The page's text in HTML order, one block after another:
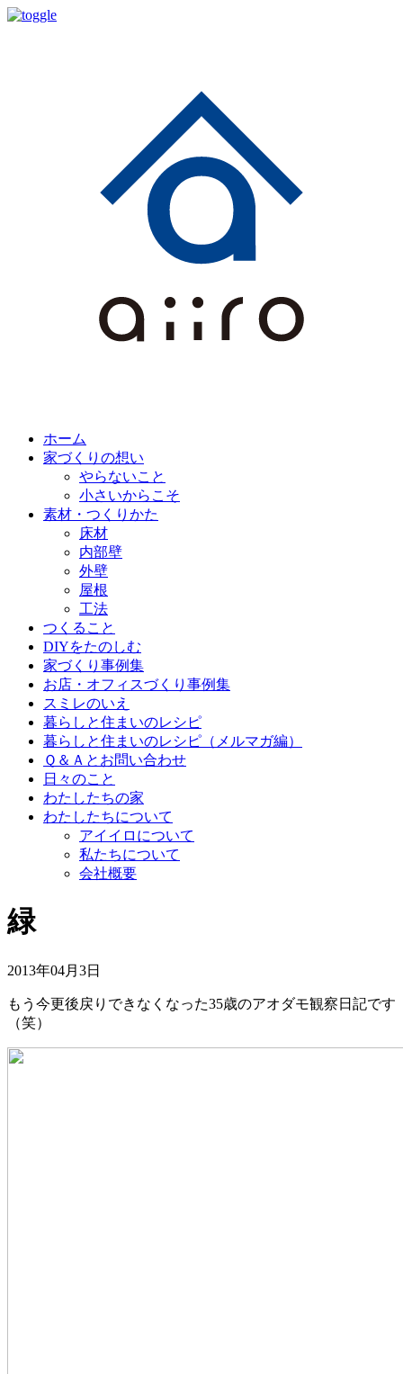
ホーム
家づくりの想い
やらないこと
小さいからこそ
素材・つくりかた
床材
内部壁
外壁
屋根
工法
つくること
DIYをたのしむ
家づくり事例集
お店・オフィスづくり事例集
スミレのいえ
暮らしと住まいのレシピ
暮らしと住まいのレシピ（メルマガ編）
Ｑ＆Ａとお問い合わせ
日々のこと
わたしたちの家
わたしたちについて
アイイロについて
私たちについて
会社概要
緑
2013年04月3日
もう今更後戻りできなくなった35歳のアオダモ観察日記です
（笑）